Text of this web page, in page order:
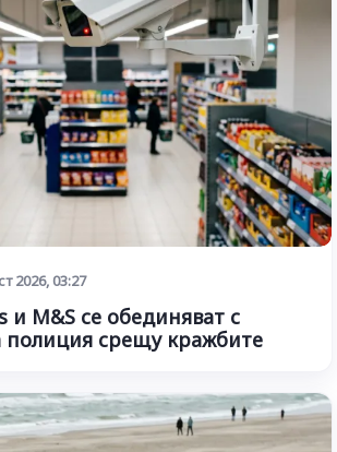
2026, 03:27
и M&S се обединяват с
полиция срещу кражбите